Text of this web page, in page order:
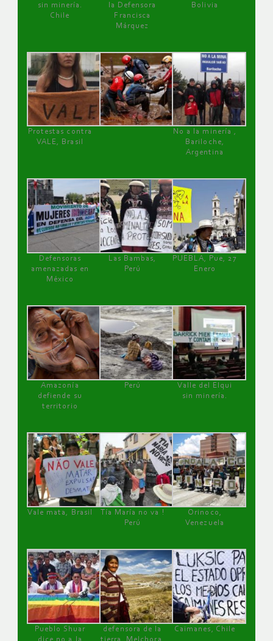
sin minería.
Chile
la Defensora
Francisca
Márquez
Bolivia
Protestas contra
VALE, Brasil
No a la minería ,
Bariloche,
Argentina
Defensoras
amenazadas en
México
Las Bambas,
Perú
PUEBLA, Pue, 27
Enero
Amazonía
defiende su
territorio
Perú
Valle del Elqui
sin minería.
Vale mata, Brasil
Tía María no va !
Perú
Orinoco,
Venezuela
Pueblo Shuar
dice no a la
defensora de la
tierra, Melchora,
Caimanes, Chile